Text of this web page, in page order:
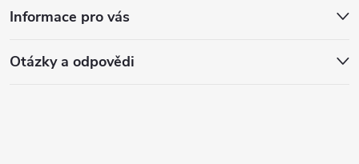
Informace pro vás
Otázky a odpovědi